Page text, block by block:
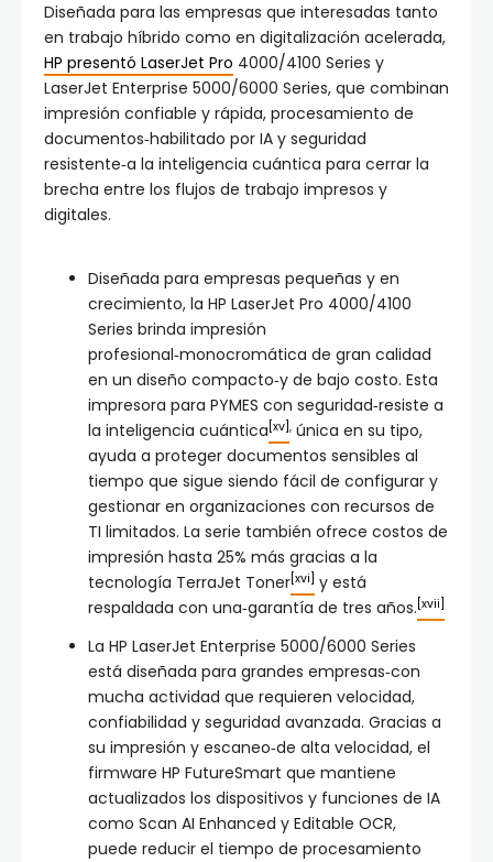
Diseñada para las empresas que interesadas tanto
en trabajo híbrido como en digitalización acelerada,
HP presentó LaserJet Pro 4000/4100 Series y
LaserJet Enterprise 5000/6000 Series, que combinan
impresión confiable y rápida, procesamiento de
documentos‑habilitado por IA y seguridad
resistente‑a la inteligencia cuántica para cerrar la
brecha entre los flujos de trabajo impresos y
digitales.
Diseñada para empresas pequeñas y en
crecimiento, la HP LaserJet Pro 4000/4100
Series brinda impresión
profesional‑monocromática de gran calidad
en un diseño compacto‑y de bajo costo. Esta
impresora para PYMES con seguridad‑resiste a
la inteligencia cuántica [xv] , única en su tipo,
ayuda a proteger documentos sensibles al
tiempo que sigue siendo fácil de configurar y
gestionar en organizaciones con recursos de
TI limitados. La serie también ofrece costos de
impresión hasta 25% más gracias a la
tecnología TerraJet Toner [xvi] y está
respaldada con una‑garantía de tres años. [xvii]
La HP LaserJet Enterprise 5000/6000 Series
está diseñada para grandes empresas‑con
mucha actividad que requieren velocidad,
confiabilidad y seguridad avanzada. Gracias a
su impresión y escaneo‑de alta velocidad, el
firmware HP FutureSmart que mantiene
actualizados los dispositivos y funciones de IA
como Scan AI Enhanced y Editable OCR,
puede reducir el tiempo de procesamiento